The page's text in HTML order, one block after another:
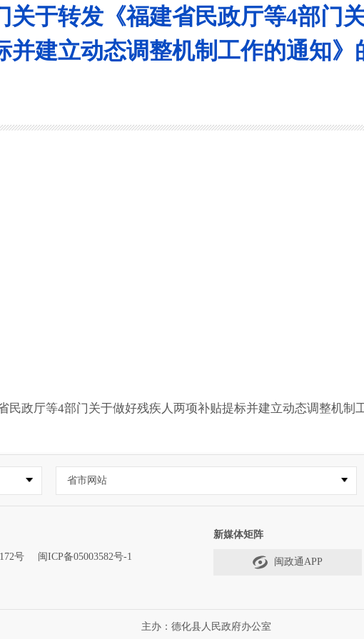
关于转发《福建省民政厅等4部门
并建立动态调整机制工作的通知》
民政厅等4部门关于做好残疾人两项补贴提标并建立动态调整机制
省市网站
号 闽ICP备05003582号-1
新媒体矩阵
闽政通APP
主办：德化县人民政府办公室